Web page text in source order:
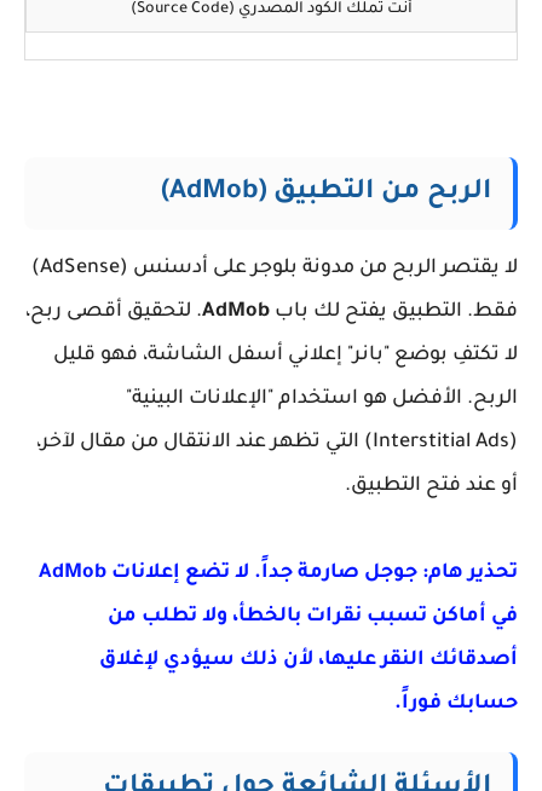
أنت تملك الكود المصدري (Source Code)
الربح من التطبيق (AdMob)
لا يقتصر الربح من مدونة بلوجر على أدسنس (AdSense)
فقط. التطبيق يفتح لك باب AdMob. لتحقيق أقصى ربح،
لا تكتفِ بوضع "بانر" إعلاني أسفل الشاشة، فهو قليل
الربح. الأفضل هو استخدام "الإعلانات البينية"
(Interstitial Ads) التي تظهر عند الانتقال من مقال لآخر،
أو عند فتح التطبيق.
تحذير هام: جوجل صارمة جداً. لا تضع إعلانات AdMob
في أماكن تسبب نقرات بالخطأ، ولا تطلب من
أصدقائك النقر عليها، لأن ذلك سيؤدي لإغلاق
حسابك فوراً.